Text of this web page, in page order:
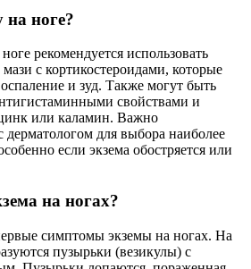
на ноге?
рекомендуется использовать
с кортикостероидами, которые
и зуд. Также могут быть
свойствами и
или каламин. Важно
дерматологом для выбора наиболее
если экзема обостряется или
на ногах?
симптомы экземы на ногах. На
пузырьки (везикулы) с